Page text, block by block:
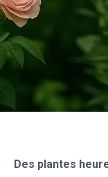
Des plantes